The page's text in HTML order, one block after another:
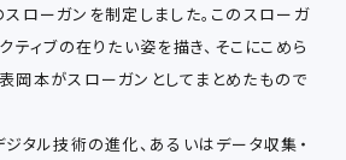
スローガンを制定しました。このスローガ
ティブの在りたい姿を描き、そこにこめら
岡本がスローガンとしてまとめたもので
ジタル技術の進化、あるいはデータ収集・